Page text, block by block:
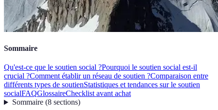
Sommaire
Qu'est-ce que le soutien social ?Pourquoi le soutien social est-il
crucial ?Comment établir un réseau de soutien ?Comparaison entre
différents types de soutienStatistiques et tendances sur le soutien
socialFAQGlossaireChecklist avant achat
Sommaire(8 sections)